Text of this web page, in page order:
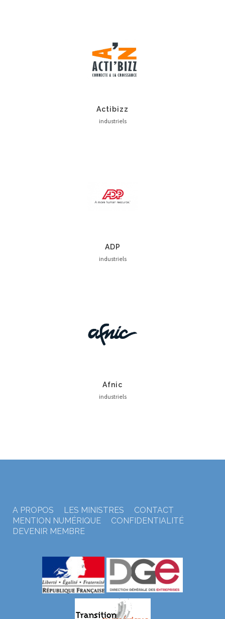
Actibizz
industriels
ADP
industriels
Afnic
industriels
A PROPOS LES MINISTRES
CONTACT
MENTION NUMÉRIQUE
CONFIDENTIALITÉ
DEVENIR MEMBRE